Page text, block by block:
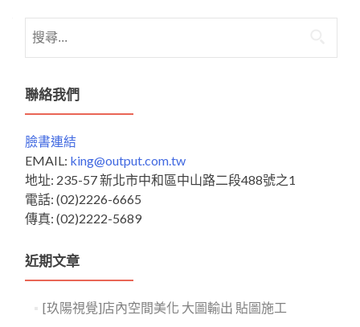
尋
鍵
字:
聯絡我們
臉書連結
EMAIL: king@output.com.tw
地址: 235-57 新北市中和區中山路二段488號之1
電話: (02)2226-6665
傳真: (02)2222-5689
近期文章
[玖陽視覺]店內空間美化 大圖輸出 貼圖施工